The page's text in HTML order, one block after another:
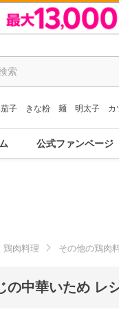
子 きな粉 麺 明太子 カ
公式ファンページ
鶏肉料理 その他の鶏肉
の中華いため レ